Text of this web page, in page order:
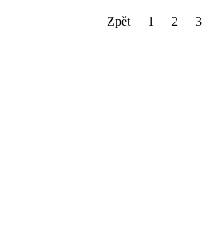
Kontrolní slovo:
Zpět 1 2 3